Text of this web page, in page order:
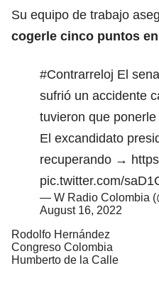
Su equipo de trabajo
cogerle cinco puntos
#Contrarreloj El
sufrió un accidente
tuvieron que
El excandidato
recuperando →
pic.twitter.com/
— W Radio Colombia
August 16, 2022
Rodolfo Hernández
Congreso Colombia
Humberto de la Calle